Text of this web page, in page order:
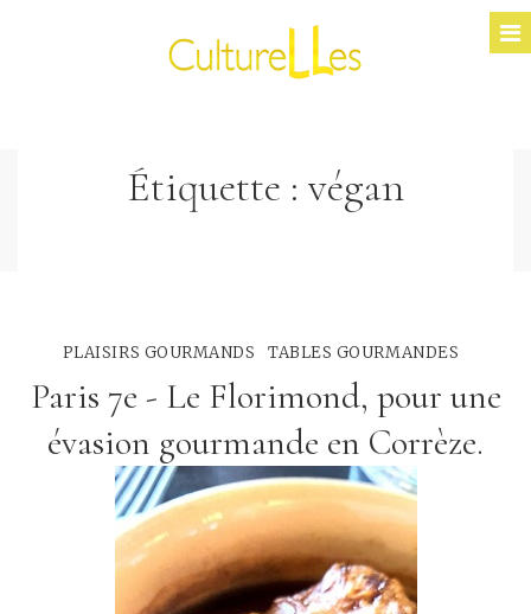
Étiquette : végan
PLAISIRS GOURMANDS TABLES GOURMANDES
Paris 7e - Le Florimond, pour une
évasion gourmande en Corrèze.